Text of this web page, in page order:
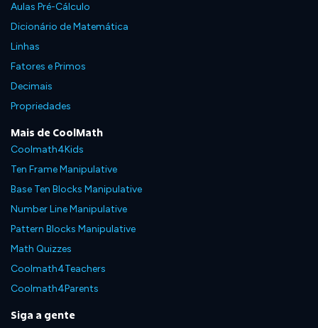
Aulas Pré-Cálculo
Dicionário de Matemática
Linhas
Fatores e Primos
Decimais
Propriedades
Mais de CoolMath
Coolmath4Kids
Ten Frame Manipulative
Base Ten Blocks Manipulative
Number Line Manipulative
Pattern Blocks Manipulative
Math Quizzes
Coolmath4Teachers
Coolmath4Parents
Siga a gente